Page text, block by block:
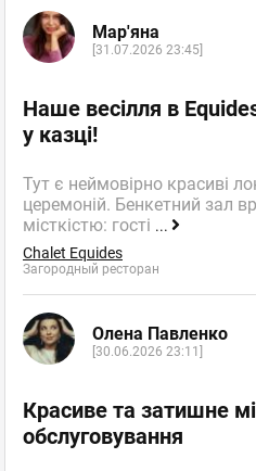
Мар'яна
[31.07.2026 23:45]
Наше весілля в
у казці!
Тут є неймовірно красиві
церемоній. Бенкетний зал
місткістю: гості ...
Chalet Equides
Загородный ресторан
Олена Павленко
[30.06.2026 23:11]
Красиве та затишне
обслуговування